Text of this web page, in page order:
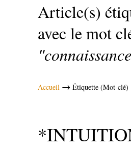
Article(s)
avec le mot
Accueil → Étiquette (Mot-clé)